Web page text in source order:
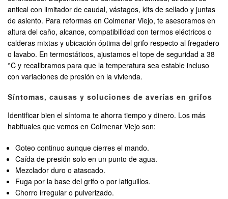
antical con limitador de caudal, vástagos, kits de sellado y juntas
de asiento. Para reformas en Colmenar Viejo, te asesoramos en
altura del caño, alcance, compatibilidad con termos eléctricos o
calderas mixtas y ubicación óptima del grifo respecto al fregadero
o lavabo. En termostáticos, ajustamos el tope de seguridad a 38
°C y recalibramos para que la temperatura sea estable incluso
con variaciones de presión en la vivienda.
Síntomas, causas y soluciones de averías en grifos
Identificar bien el síntoma te ahorra tiempo y dinero. Los más
habituales que vemos en Colmenar Viejo son:
Goteo continuo aunque cierres el mando.
Caída de presión solo en un punto de agua.
Mezclador duro o atascado.
Fuga por la base del grifo o por latiguillos.
Chorro irregular o pulverizado.